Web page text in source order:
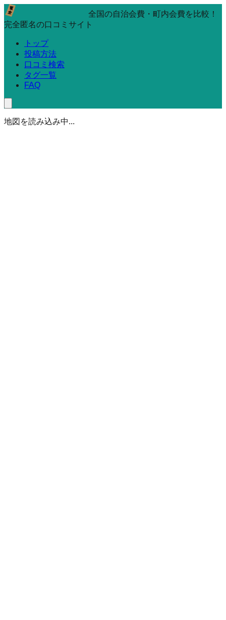
全国の自治会費・町内会費を比較！
完全匿名の口コミサイト
トップ
投稿方法
口コミ検索
タグ一覧
FAQ
地図を読み込み中...